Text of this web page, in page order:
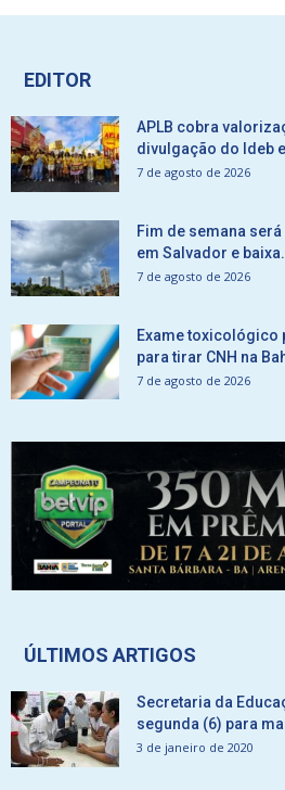
EDITOR
APLB cobra
divulgação do Ideb
7 de agosto de 2026
Fim de semana
em Salvador e
7 de agosto de 2026
Exame toxicológico
para tirar CNH na
7 de agosto de 2026
ÚLTIMOS ARTIGOS
Secretaria da
segunda (6) para
3 de janeiro de 2020